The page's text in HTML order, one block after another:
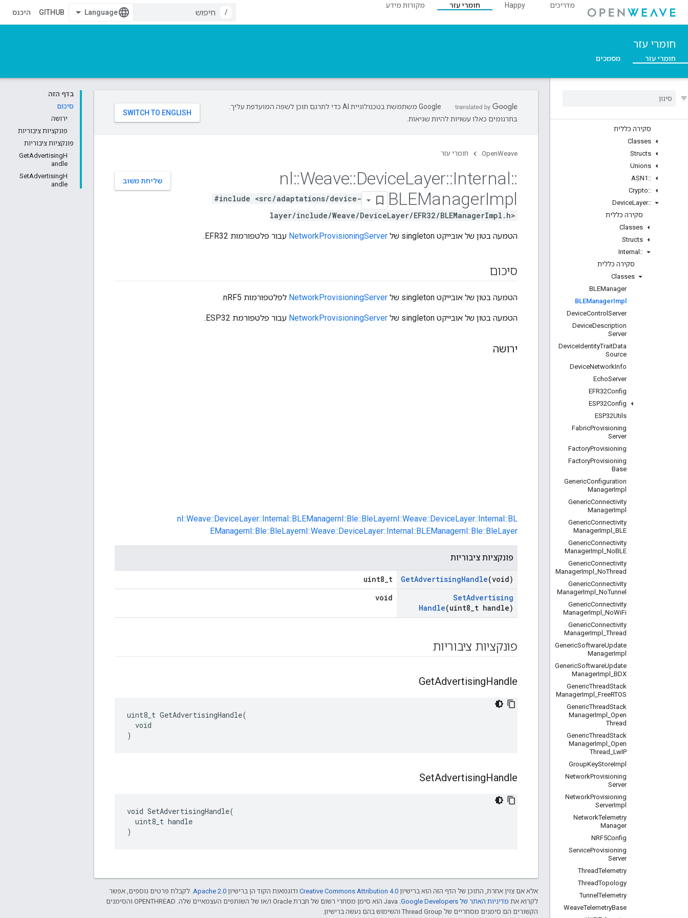
מדריכים Happy חומרי עזר
מקורות מידע
/
GITHUB היכנס
חומרי עזר
חומרי עזר מסמכים
C++
::nl
סקירה כללית
::
ArgParser
סקירה כללית
Classes
Structs
Unions
::
ASN1
::
Crypto
::
DeviceLayer
סקירה כללית
Classes
Structs
::
Internal
סקירה כללית
Classes
BLEManager
BLEManagerImpl
DeviceControl Server
DeviceDescription
Server
DeviceIdentityTraitData
Source
DeviceNetworkInfo
EchoServer
EFR32Config
ESP32Config
ESP32Utils
FabricProvisioning
Server
FactoryProvisioning
FactoryProvisioning
Base
GenericConfiguration
ManagerImpl
GenericConnectivity
ManagerImpl
GenericConnectivity
ManagerImpl
BLE
GenericConnectivity
ManagerImpl NoBLE
GenericConnectivity
ManagerImpl NoThread
GenericConnectivity
ManagerImpl NoTunnel
GenericConnectivity
ManagerImpl NoWiFi
GenericConnectivity
ManagerImpl _Thread
GenericSoftwareUpdate
ManagerImpl
GenericSoftwareUpdate
ManagerImpl
BDX
GenericThreadStack
ManagerImpl FreeRTOS
GenericThreadStack
ManagerImpl
Open
Thread
GenericThreadStack
ManagerImpl
Open
Thread LwIP
GroupKeyStoreImpl
NetworkProvisioning
Server
NetworkProvisioning
ServerImpl
NetworkTelemetry
Manager
NRF5Config
ServiceProvisioning
Server
ThreadTelemetry
ThreadTopology
TunnelTelemetry
WeaveTelemetryBase
בדף הזה
סיכום
ירושה
פונקציות ציבוריות
פונקציות ציבוריות
GetAdvertisingH
andle
SetAdvertisingH
andle
‫Google משתמשת בטכנולוגיית AI כדי לתרגם תוכן לשפה המועדפת עליך.
בתרגומים כאלו עשויות להיות שגיאות.
OpenWeave חומרי עזר
שליחת משוב nl::Weave::DeviceLayer::Internal::
BLEManagerImpl
#include <src/adaptations/device-
layer/include/Weave/DeviceLayer/EFR32/BLEManagerImpl.h>
הטמעה בטון של אובייקט singleton של NetworkProvisioningServer עבור פלטפורמות EFR32.
סיכום
הטמעה בטון של אובייקט singleton של NetworkProvisioningServer לפלטפורמות nRF5.
הטמעה בטון של אובייקט singleton של NetworkProvisioningServer עבור פלטפורמת ESP32.
ירושה
nl::Weave::DeviceLayer::Internal::BLEManagernl::Ble::BleLayernl::Weave::DeviceLayer::Internal::BL
EManagernl::Ble::BleLayernl::Weave::DeviceLayer::Internal::BLEManagernl::Ble::BleLayer
פונקציות ציבוריות
GetAdvertisingHandle(void)
uint8_t
SetAdvertising
Handle(uint8 t handle)
void
פונקציות ציבוריות
GetAdvertisingHandle
uint8_t GetAdvertisingHandle(
  void
)
SetAdvertisingHandle
void SetAdvertisingHandle(
  uint8_t handle
)
אלא אם צוין אחרת, התוכן של הדף הזה הוא ברישיון Creative Commons Attribution 4.0‏ ודוגמאות הקוד הן ברישיון Apache 2.0‏. לקבלת פרטים נוספים, אפשר
לקרוא את מדיניות האתר של Google Developers‏
.‏ Java הוא סימן מסחרי רשום של חברת Oracle ו/או של השותפים העצמאיים שלה. ‫OPENTHREAD והסימנים
הקשורים הם סימנים מסחריים של Thread Group והשימוש בהם נעשה ברישיון.